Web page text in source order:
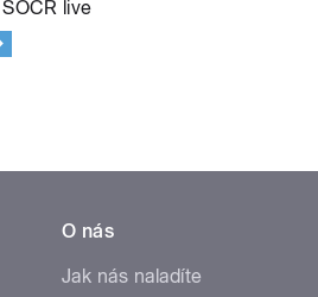
live
O nás
Jak nás naladíte